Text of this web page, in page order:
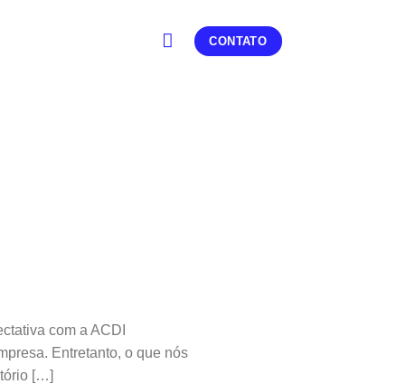
CONTATO
com a ACDI
Entretanto, o que nós
[…]